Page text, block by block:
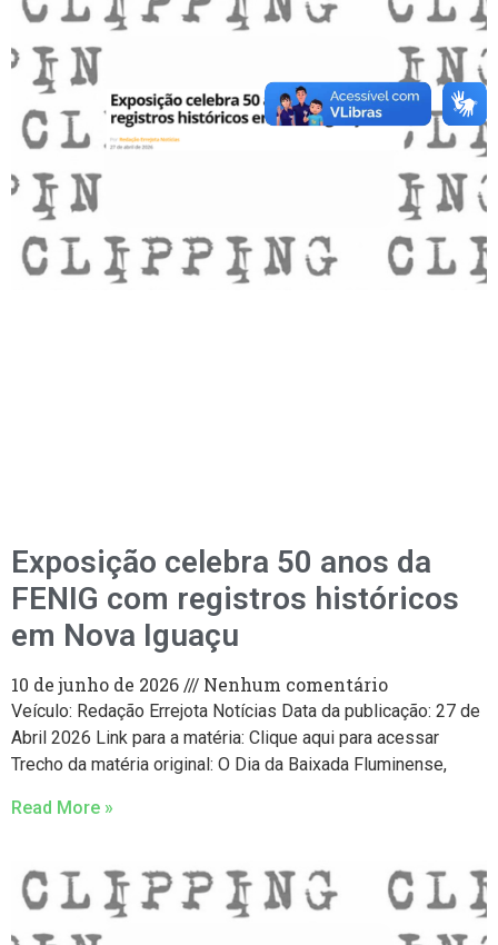
Exposição celebra 50 anos da
FENIG com registros históricos
em Nova Iguaçu
10 de junho de 2026 Nenhum comentário
Veículo: Redação Errejota Notícias Data da publicação: 27 de
Abril 2026 Link para a matéria: Clique aqui para acessar
Trecho da matéria original: O Dia da Baixada Fluminense,
Read More »